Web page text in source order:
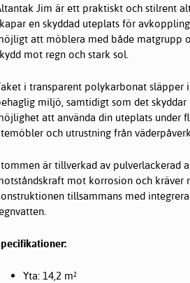
Jim är ett praktiskt och stilrent
en skyddad uteplats för
att möblera med både matgrupp
mot regn och stark sol.
i transparent polykarbonat
miljö, samtidigt som det
att använda din uteplats under
och utrustning från
är tillverkad av pulverlackerad
mot korrosion och kräver
tillsammans med
Yta: 14,2 m²